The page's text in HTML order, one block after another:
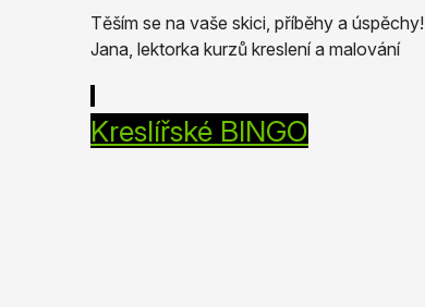
Těším se na vaše skici, příběhy a úspěchy!
Jana, lektorka kurzů kreslení a malování
Kreslířské BINGO